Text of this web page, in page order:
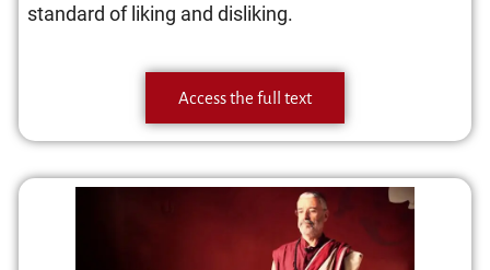
standard of liking and disliking.
Access the full text